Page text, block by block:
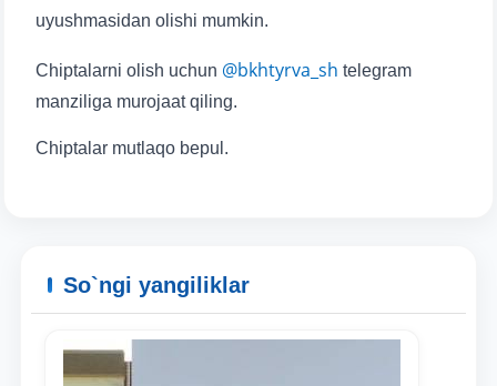
uyushmasidan olishi mumkin.
Chiptalarni olish uchun @bkhtyrva_sh telegram
manziliga murojaat qiling.
Chiptalar mutlaqo bepul.
So`ngi yangiliklar